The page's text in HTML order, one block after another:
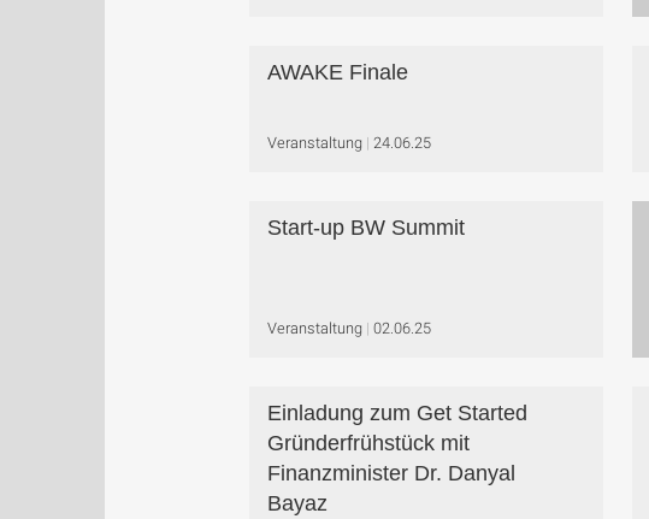
AWAKE Finale
Veranstaltung 24.06.25
Start-up BW Summit
Veranstaltung 02.06.25
Einladung zum Get Started
Gründerfrühstück mit
Finanzminister Dr. Danyal
Bayaz